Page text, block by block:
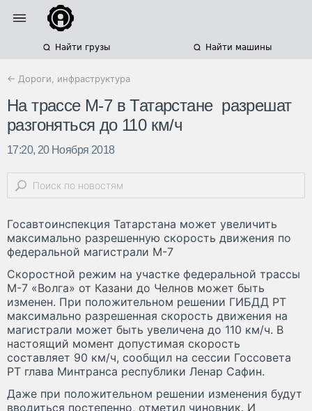
Найти грузы Найти машины
← Дороги, инфраструктура
На трассе М-7 в Татарстане разрешат
разгоняться до 110 км/ч
17:20, 20 Ноября 2018
Госавтоинспекция Татарстана может увеличить
максимально разрешенную скорость движения по
федеральной магистрали М-7
Скоростной режим на участке федеральной трассы
М-7 «Волга» от Казани до Челнов может быть
изменен. При положительном решении ГИБДД РТ
максимально разрешенная скорость движения на
магистрали может быть увеличена до 110 км/ч. В
настоящий момент допустимая скорость
составляет 90 км/ч, сообщил на сессии Госсовета
РТ глава Минтранса республики Ленар Сафин.
Даже при положительном решении изменения будут
вводиться постепенно, отметил чиновник. И